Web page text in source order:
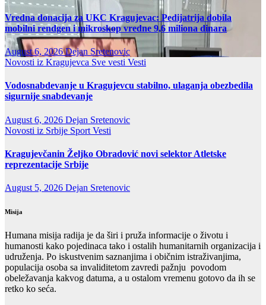
Vredna donacija za UKC Kragujevac: Pedijatrija dobila
mobilni rendgen i mikroskop vredne 9,6 miliona dinara
August 6, 2026Dejan Sretenovic
Novosti iz Kragujevca Sve vesti Vesti
Vodosnabdevanje u Kragujevcu stabilno, ulaganja obezbedila
sigurnije snabdevanje
August 6, 2026 Dejan Sretenovic
Novosti iz Srbije Sport Vesti
Kragujevčanin Željko Obradović novi selektor Atletske
reprezentacije Srbije
August 5, 2026 Dejan Sretenovic
Misija
Humana misija radija je da širi i pruža informacije o životu i
humanosti kako pojedinaca tako i ostalih humanitarnih organizacija i
udruženja. Po iskustvenim saznanjima i običnim istraživanjima,
populacija osoba sa invaliditetom zavredi pažnju povodom
obeležavanja kakvog datuma, a u ostalom vremenu gotovo da ih se
retko ko seća.